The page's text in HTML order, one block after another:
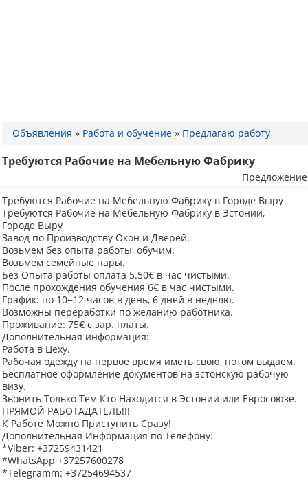
Объявления » Работа и обучение » Предлагаю работу
Требуются Рабочие на Мебельную Фабрику
Предложение
Требуются Рабочие на Мебельную Фабрику в Городе Выру
Требуются Рабочие на Мебельную Фабрику в Эстонии,
Городе Выру
Завод по Производству Окон и Дверей.
Возьмем без опыта работы, обучим.
Возьмем семейные пары.
Без Опыта работы оплата 5.50€ в час чистыми.
После прохождения обучения 6€ в час чистыми.
График: по 10−12 часов в день, 6 дней в неделю.
Возможны переработки по желанию работника.
Проживание: 75€ с зар. платы.
Дополнительная информация:
Работа в Цеху.
Рабочая одежду на первое время иметь свою, потом выдаем.
Бесплатное оформление документов на эстонскую рабочую
визу.
Звонить Только Тем Кто Находится в Эстонии или Евросоюзе.
ПРЯМОЙ РАБОТАДАТЕЛЬ!!!
К Работе Можно Приступить Сразу!
Дополнительная Информация по Телефону:
*Viber: +37259431421
*WhatsApp +37257600278
*Telegramm: +37254694537